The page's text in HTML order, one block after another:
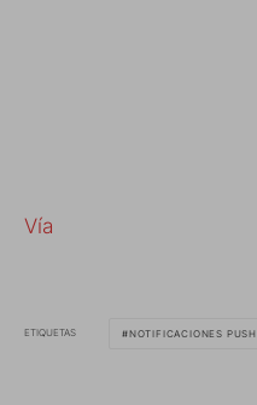
Vía
ETIQUETAS NOTIFICACIONES PUSH